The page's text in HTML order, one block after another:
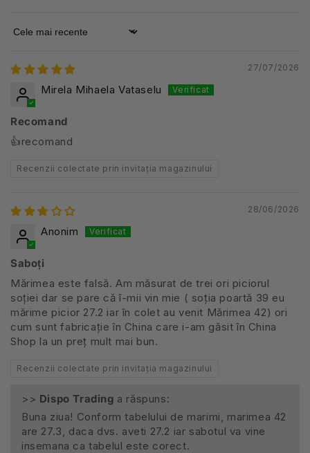
Sort by
27/07/2026
Mirela Mihaela Vataselu
Recomand
👍recomand
Recenzii colectate prin invitația magazinului
28/06/2026
Anonim
Saboți
Mărimea este falsă. Am măsurat de trei ori piciorul
soției dar se pare că î-mii vin mie ( soția poartă 39 eu
mărime picior 27.2 iar în colet au venit Mărimea 42) ori
cum sunt fabricație în China care i-am găsit în China
Shop la un preț mult mai bun.
Recenzii colectate prin invitația magazinului
>> Dispo Trading a răspuns:
Buna ziua! Conform tabelului de marimi, marimea 42
are 27.3, daca dvs. aveti 27.2 iar sabotul va vine
insemana ca tabelul este corect.